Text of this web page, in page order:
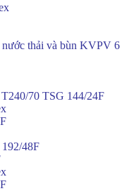
thải và bùn KVPV 6
70 TSG 144/24F
48F